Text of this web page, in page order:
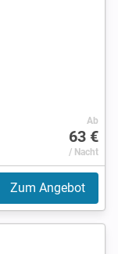
Ab
63 €
/ Nacht
Zum Angebot